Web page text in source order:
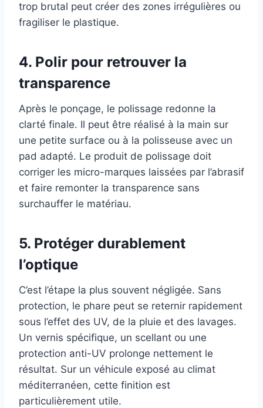
trop brutal peut créer des zones irrégulières ou
fragiliser le plastique.
4. Polir pour retrouver la
transparence
Après le ponçage, le polissage redonne la
clarté finale. Il peut être réalisé à la main sur
une petite surface ou à la polisseuse avec un
pad adapté. Le produit de polissage doit
corriger les micro-marques laissées par l’abrasif
et faire remonter la transparence sans
surchauffer le matériau.
5. Protéger durablement
l’optique
C’est l’étape la plus souvent négligée. Sans
protection, le phare peut se reternir rapidement
sous l’effet des UV, de la pluie et des lavages.
Un vernis spécifique, un scellant ou une
protection anti-UV prolonge nettement le
résultat. Sur un véhicule exposé au climat
méditerranéen, cette finition est
particulièrement utile.